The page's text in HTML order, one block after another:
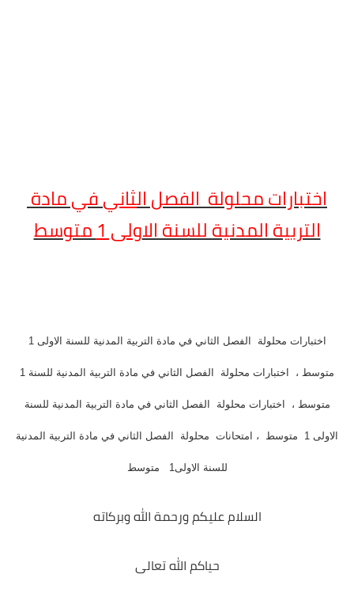
محلولة الفصل الثانيفي مادة
التربية المدنية للسنة الاولى 1 متوسط
اختبارات محلولة الفصل الثاني في مادة التربية المدنية للسنة الاولى 1
متوسط ، اختبارات محلولة الفصل الثاني في مادة التربية المدنية للسنة 1
، اختبارات محلولة الفصل الثاني في مادة التربية المدنية للسنة
الاولى 1 متوسط ، امتحانات محلولة الفصل الثاني في مادة التربية المدنية
للسنة الاولى1 متوسط
السلام عليكم ورحمة الله وبركاته
حياكم الله تعالى